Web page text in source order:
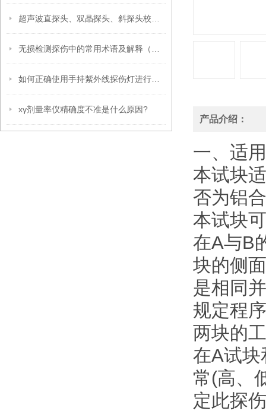
xγ剂量率仪精确度不准是什么原因?
产品介绍：
一、适
本试块
否为铝
本试块
在A与B
块的侧
是相同
规定程
两块的
在A试块
常(高、
定此探